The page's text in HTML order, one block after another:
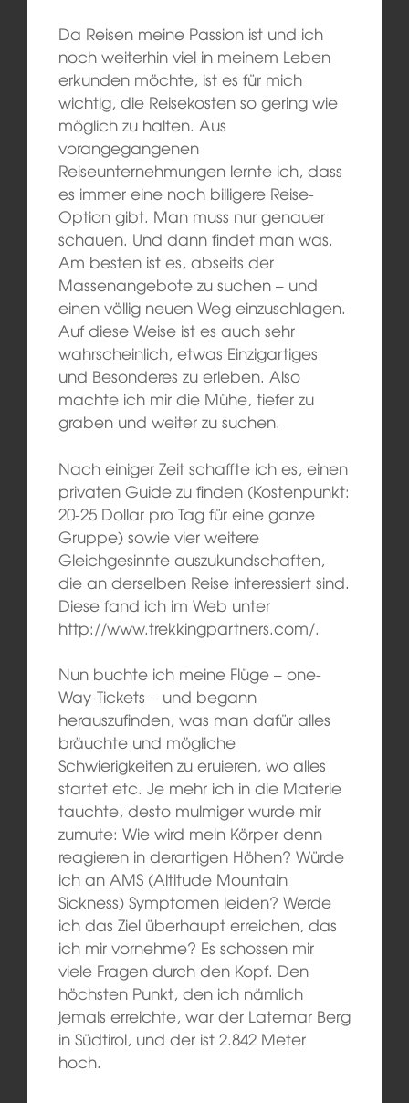
Da Reisen meine Passion ist und ich
noch weiterhin viel in meinem Leben
erkunden möchte, ist es für mich
wichtig, die Reisekosten so gering wie
möglich zu halten. Aus
vorangegangenen
Reiseunternehmungen lernte ich, dass
es immer eine noch billigere Reise-
Option gibt. Man muss nur genauer
schauen. Und dann findet man was.
Am besten ist es, abseits der
Massenangebote zu suchen – und
einen völlig neuen Weg einzuschlagen.
Auf diese Weise ist es auch sehr
wahrscheinlich, etwas Einzigartiges
und Besonderes zu erleben. Also
machte ich mir die Mühe, tiefer zu
graben und weiter zu suchen.
Nach einiger Zeit schaffte ich es, einen
privaten Guide zu finden (Kostenpunkt:
20-25 Dollar pro Tag für eine ganze
Gruppe) sowie vier weitere
Gleichgesinnte auszukundschaften,
die an derselben Reise interessiert sind.
Diese fand ich im Web unter
http://www.trekkingpartners.com/.
Nun buchte ich meine Flüge – one-
Way-Tickets – und begann
herauszufinden, was man dafür alles
bräuchte und mögliche
Schwierigkeiten zu eruieren, wo alles
startet etc. Je mehr ich in die Materie
tauchte, desto mulmiger wurde mir
zumute: Wie wird mein Körper denn
reagieren in derartigen Höhen? Würde
ich an AMS (Altitude Mountain
Sickness) Symptomen leiden? Werde
ich das Ziel überhaupt erreichen, das
ich mir vornehme? Es schossen mir
viele Fragen durch den Kopf. Den
höchsten Punkt, den ich nämlich
jemals erreichte, war der Latemar Berg
in Südtirol, und der ist 2.842 Meter
hoch.